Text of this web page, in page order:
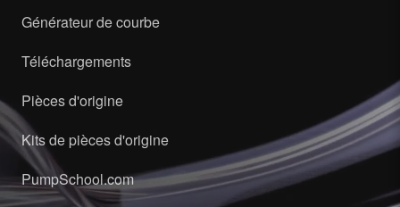
Générateur de courbe
Téléchargements
Pièces d'origine
Kits de pièces d'origine
PumpSchool.com